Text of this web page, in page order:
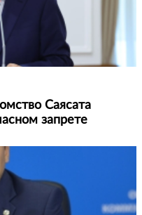
Саясата
запрете